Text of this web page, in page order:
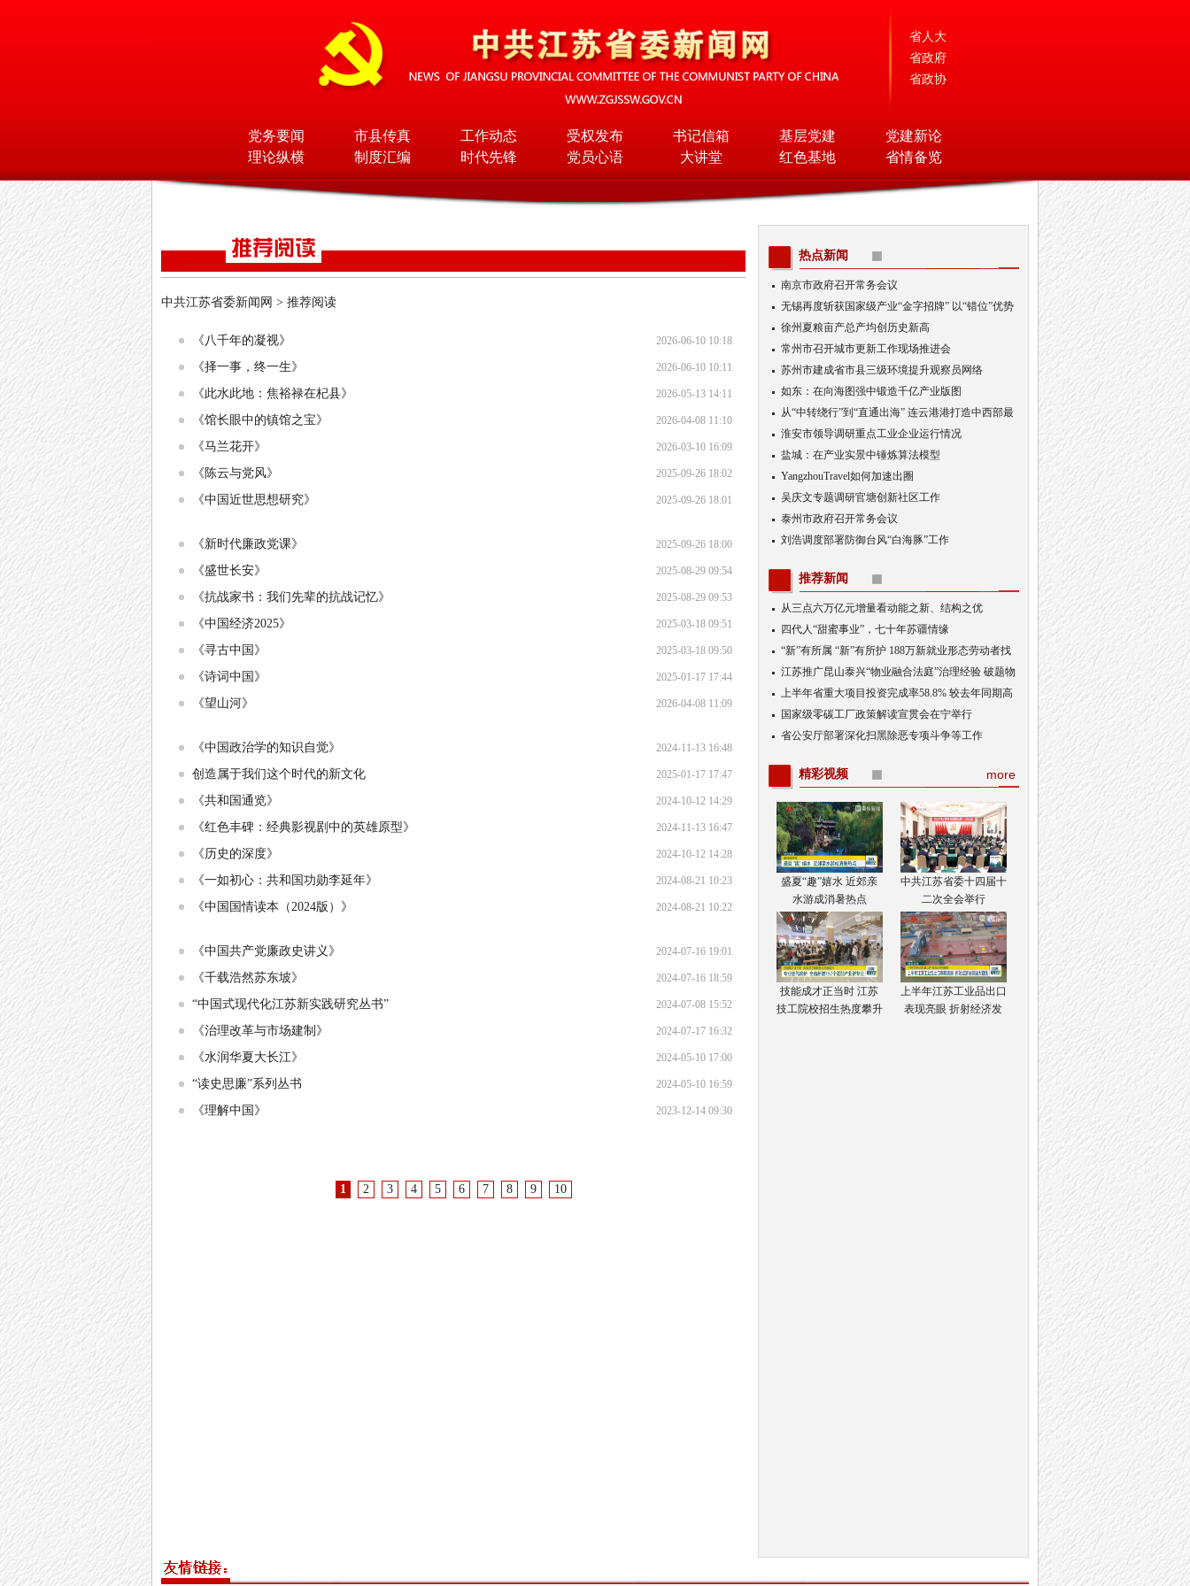
省人大
省政府
省政协
党务要闻 市县传真 工作动态 受权发布 书记信箱 基层党建
党建新论
理论纵横
制度汇编 时代先锋 党员心语 大讲堂 红色基地 省情备览
中共江苏省委新闻网 > 推荐阅读
2026-06-10 10:18
《八千年的凝视》
2026-06-10 10:11
《择一事，终一生》
2026-05-13 14:11
《此水此地：焦裕禄在杞县》
2026-04-08 11:10
《馆长眼中的镇馆之宝》
2026-03-10 16:09
《马兰花开》
2025-09-26 18:02
《陈云与党风》
2025-09-26 18:01
《中国近世思想研究》
2025-09-26 18:00
《新时代廉政党课》
2025-08-29 09:54
《盛世长安》
2025-08-29 09:53
《抗战家书：我们先辈的抗战记忆》
2025-03-18 09:51
《中国经济2025》
2025-03-18 09:50
《寻古中国》
2025-01-17 17:44
《诗词中国》
2026-04-08 11:09
《望山河》
2024-11-13 16:48
《中国政治学的知识自觉》
2025-01-17 17:47
创造属于我们这个时代的新文化
2024-10-12 14:29
《共和国通览》
2024-11-13 16:47
《红色丰碑：经典影视剧中的英雄原型》
2024-10-12 14:28
《历史的深度》
2024-08-21 10:23
《一如初心：共和国功勋李延年》
2024-08-21 10:22
《中国国情读本（2024版）》
2024-07-16 19:01
《中国共产党廉政史讲义》
2024-07-16 18:59
《千载浩然苏东坡》
2024-07-08 15:52
“中国式现代化江苏新实践研究丛书”
2024-07-17 16:32
《治理改革与市场建制》
2024-05-10 17:00
《水润华夏大长江》
2024-05-10 16:59
“读史思廉”系列丛书
2023-12-14 09:30
《理解中国》
1 2 3 4 5 6 7 8 9 10
热点新闻
南京市政府召开常务会议
无锡再度斩获国家级产业“金字招牌” 以“错位”优势
入局AI顶层赛道
徐州夏粮亩产总产均创历史新高
常州市召开城市更新工作现场推进会
苏州市建成省市县三级环境提升观察员网络
如东：在向海图强中锻造千亿产业版图
从“中转绕行”到“直通出海” 连云港港打造中西部最
优出海口
淮安市领导调研重点工业企业运行情况
盐城：在产业实景中锤炼算法模型
YangzhouTravel如何加速出圈
吴庆文专题调研官塘创新社区工作
泰州市政府召开常务会议
刘浩调度部署防御台风“白海豚”工作
推荐新闻
从三点六万亿元增量看动能之新、结构之优
四代人“甜蜜事业”，七十年苏疆情缘
“新”有所属 “新”有所护 188万新就业形态劳动者找
到“娘家”
江苏推广昆山泰兴“物业融合法庭”治理经验 破题物
业治理“老大难”
上半年省重大项目投资完成率58.8% 较去年同期高
出3.5个百分点
国家级零碳工厂政策解读宣贯会在宁举行
省公安厅部署深化扫黑除恶专项斗争等工作
more
精彩视频
盛夏“趣”嬉水 近郊亲
水游成消暑热点
中共江苏省委十四届十
二次全会举行
技能成才正当时 江苏
技工院校招生热度攀升
上半年江苏工业品出口
表现亮眼 折射经济发